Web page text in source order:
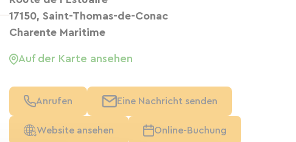
17150, Saint-Thomas-de-Conac
Charente Maritime
Auf der Karte ansehen
Anrufen Eine Nachricht senden
Website ansehen Online-Buchung